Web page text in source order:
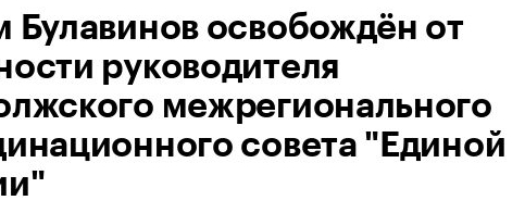
Булавинов освобождён от
руководителя
межрегионального
совета "Единой